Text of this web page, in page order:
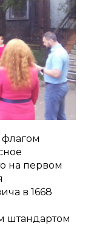
на первом
в 1668
штандартом